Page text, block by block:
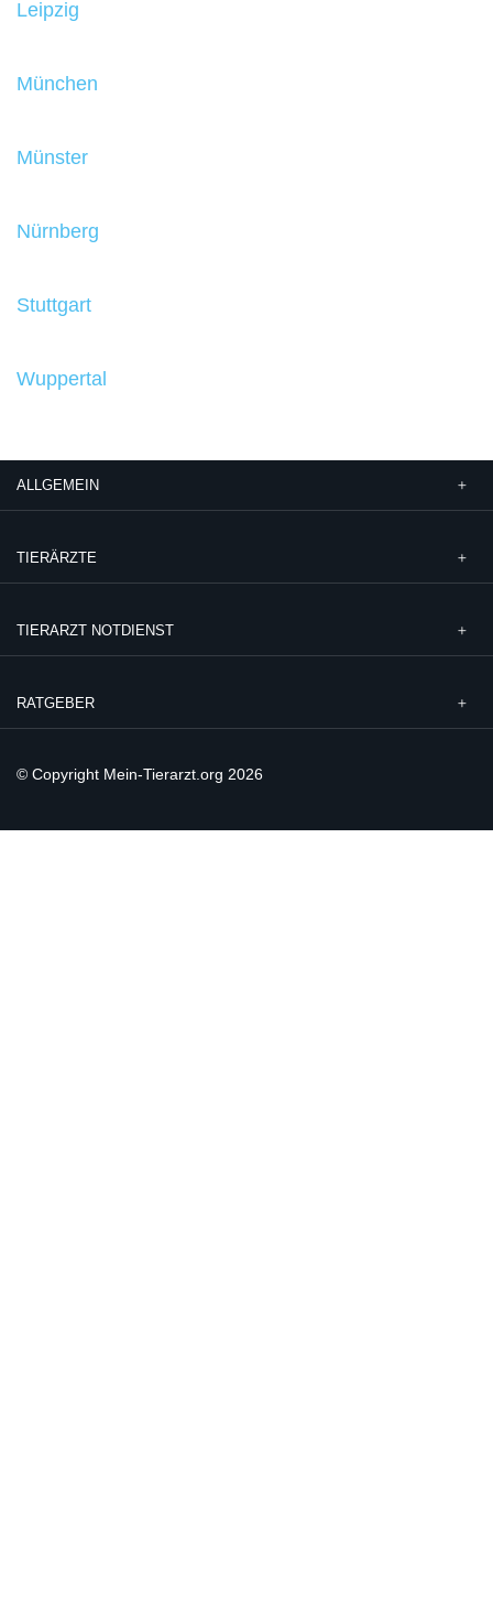
Leipzig
München
Münster
Nürnberg
Stuttgart
Wuppertal
ALLGEMEIN
TIERÄRZTE
TIERARZT NOTDIENST
RATGEBER
© Copyright Mein-Tierarzt.org 2026